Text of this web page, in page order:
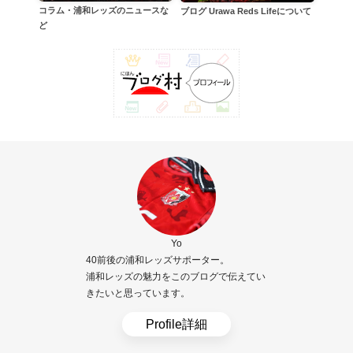
コラム・浦和レッズのニュースな
ど
ブログ Urawa Reds Lifeについて
Yo
40前後の浦和レッズサポーター。
浦和レッズの魅力をこのブログで伝えてい
きたいと思っています。
Profile詳細